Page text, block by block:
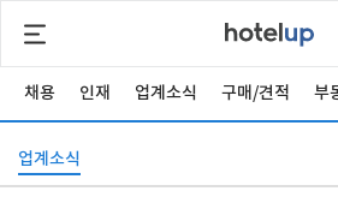
채용 인재 업계소식 구매/견적 부
업계소식